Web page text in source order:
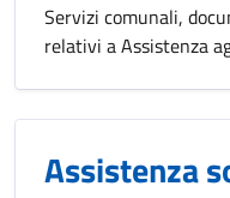
Servizi comunali,
relativi a Assistenza
Assistenza